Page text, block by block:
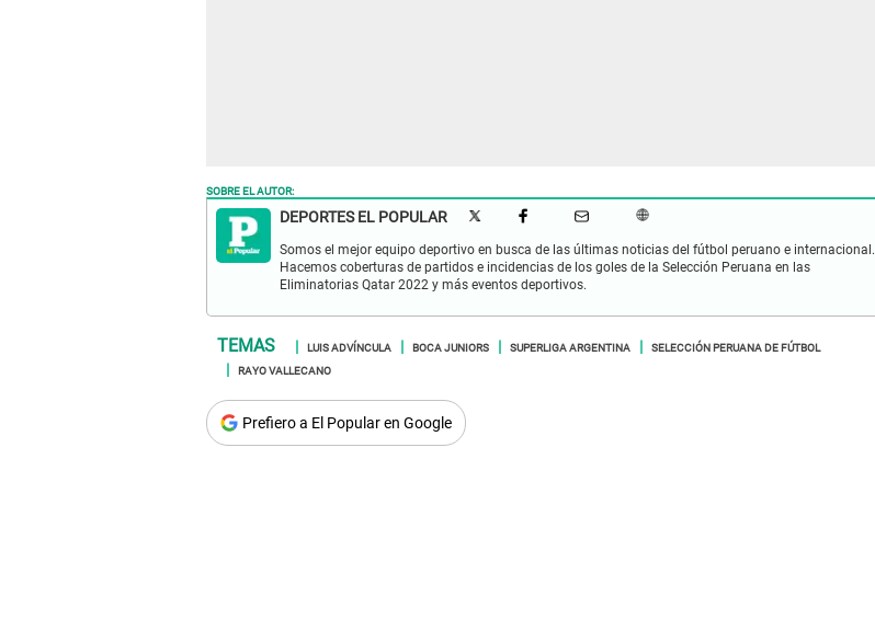
SOBRE EL AUTOR:
DEPORTES EL POPULAR
Somos el mejor equipo deportivo en busca de las últimas noticias del fútbol peruano e internacional.
Hacemos coberturas de partidos e incidencias de los goles de la Selección Peruana en las
Eliminatorias Qatar 2022 y más eventos deportivos.
LUIS ADVÍNCULA BOCA JUNIORS SUPERLIGA ARGENTINA
SELECCIÓN PERUANA DE FÚTBOL
RAYO VALLECANO
Prefiero a El Popular en Google